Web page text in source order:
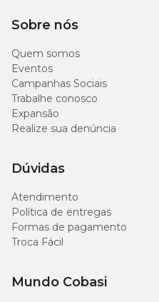
Sobre nós
Quem somos
Eventos
Campanhas Sociais
Trabalhe conosco
Expansão
Realize sua denúncia
Dúvidas
Atendimento
Política de entregas
Formas de pagamento
Troca Fácil
Mundo Cobasi